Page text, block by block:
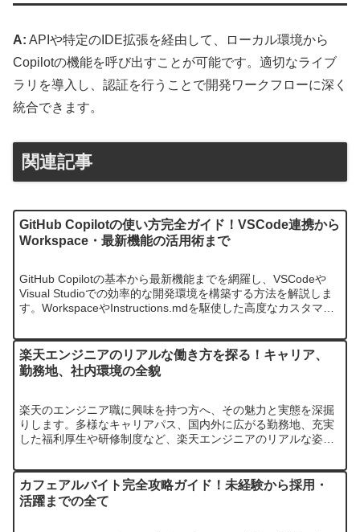
A: APIや特定のIDE拡張を経由して、ローカル環境から
Copilotの機能を呼び出すことが可能です。適切なライブ
ラリを導入し、認証を行うことで開発ワークフローに深く
統合できます。
関連記事
GitHub Copilotの使い方完全ガイド！VSCode連携から
Workspace・最新機能の活用術まで
GitHub Copilotの基本から最新機能までを網羅し、VSCodeや
Visual Studioでの効率的な開発環境を構築する方法を解説しま
す。WorkspaceやInstructions.mdを駆使した高度なカスタマイ
楽天エンジニアのリアルな働き方を探る！キャリア、
勤務地、社内環境の全貌
楽天のエンジニア職に興味を持つ方へ、その魅力と実態を深掘
りします。多様なキャリアパス、国内外に広がる勤務地、充実
した福利厚生や研修制度など、楽天エンジニアのリアルな姿を
情報が満載です。
カフェアルバイト完全攻略ガイド！未経験から採用・
活躍までの全て